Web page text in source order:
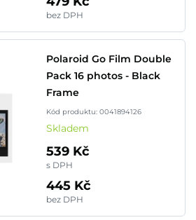
bez DPH
Polaroid Go Film Double
Pack 16 photos - Black
Frame
Kód produktu: 0041894126
Skladem
539 Kč
s DPH
445 Kč
bez DPH